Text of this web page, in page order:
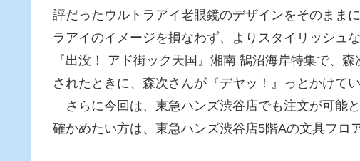
評だったウルトラアイ老眼鏡のデザインをそのまま
ラアイのイメージを損なわず、よりスタイリッシュ
『出没！ アド街ック天国』湘南 鵠沼海岸特集で、
されたときに、森次さんが『デヤッ！』っとかけて
さらに今回は、東急ハンズ渋谷店でも注文が可能
確かめたい方は、東急ハンズ渋谷店5階Aの文具フロ